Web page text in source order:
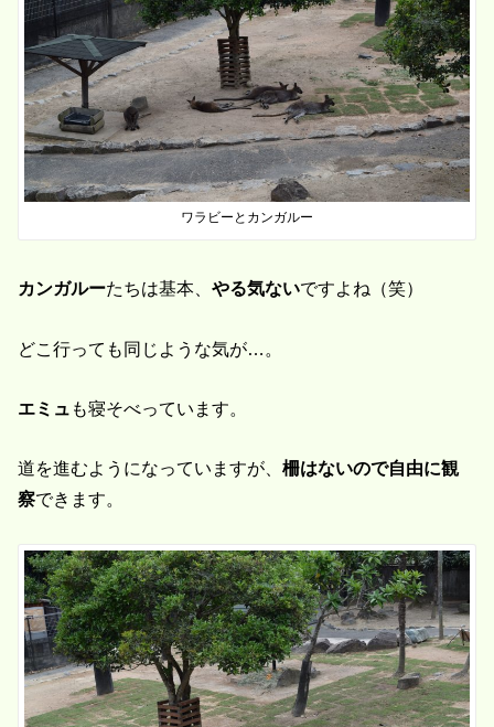
ワラビーとカンガルー
カンガルーたちは基本、やる気ないですよね（笑）
どこ行っても同じような気が…。
エミュ も寝そべっています。
道を進むようになっていますが、柵はないので自由に観
察できます。